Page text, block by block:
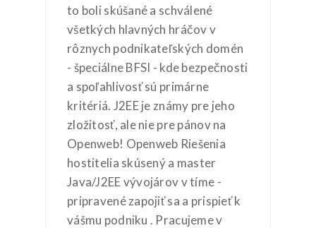
to boli skúšané a schválené
všetkých hlavných hráčov v
rôznych podnikateľských domén
- špeciálne BFSI - kde bezpečnosti
a spoľahlivosť sú primárne
kritériá. J2EE je známy pre jeho
zložitosť, ale nie pre pánov na
Openweb! Openweb Riešenia
hostitelia skúsený a master
Java/J2EE vývojárov v tíme -
pripravené zapojiť sa a prispieť k
vášmu podniku . Pracujeme v